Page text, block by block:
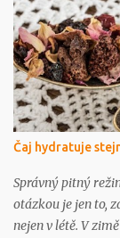
Strakonice, "a při
kolegyní z
ventilovanou a
neodpočinul."
přednosta Ústavu
LF UK popisuje
Evropou se
infarkt. S
diskusi s
bylo stejně
Čaj hydratuje
Správný pitný
otázkou je jen to,
nejen v létě. V